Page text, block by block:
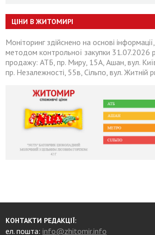
ЦІНИ В ЖИТОМИРІ
Моніторинг здійснено на основі
методом контрольної закупки 31.07.2026
продажу: АТБ, пр. Миру, 15А, Ашан, вул.
пр. Незалежності, 55в, Сільпо, вул. Житній
КОНТАКТИ РЕДАКЦІЇ:
ел. пошта:info@zhitomir.info